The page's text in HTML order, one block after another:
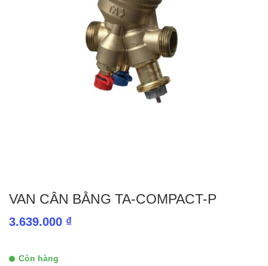
VAN CÂN BẰNG TA-COMPACT-P
3.639.000 ₫
Còn hàng